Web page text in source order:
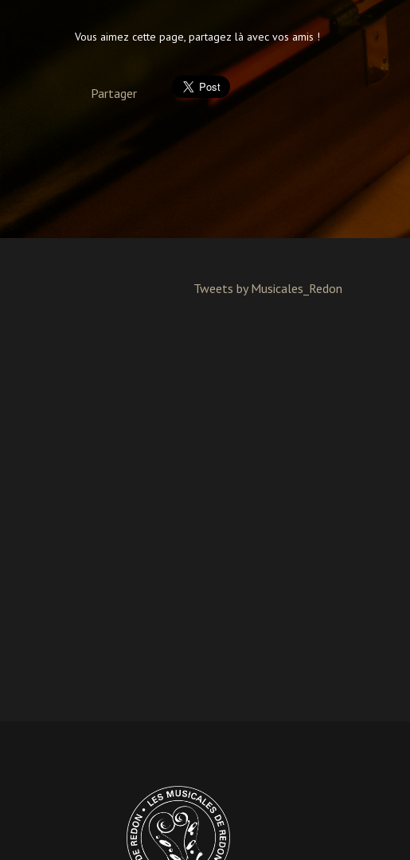
Vous aimez cette page, partagez là avec vos amis !
Partager
Tweets by Musicales_Redon